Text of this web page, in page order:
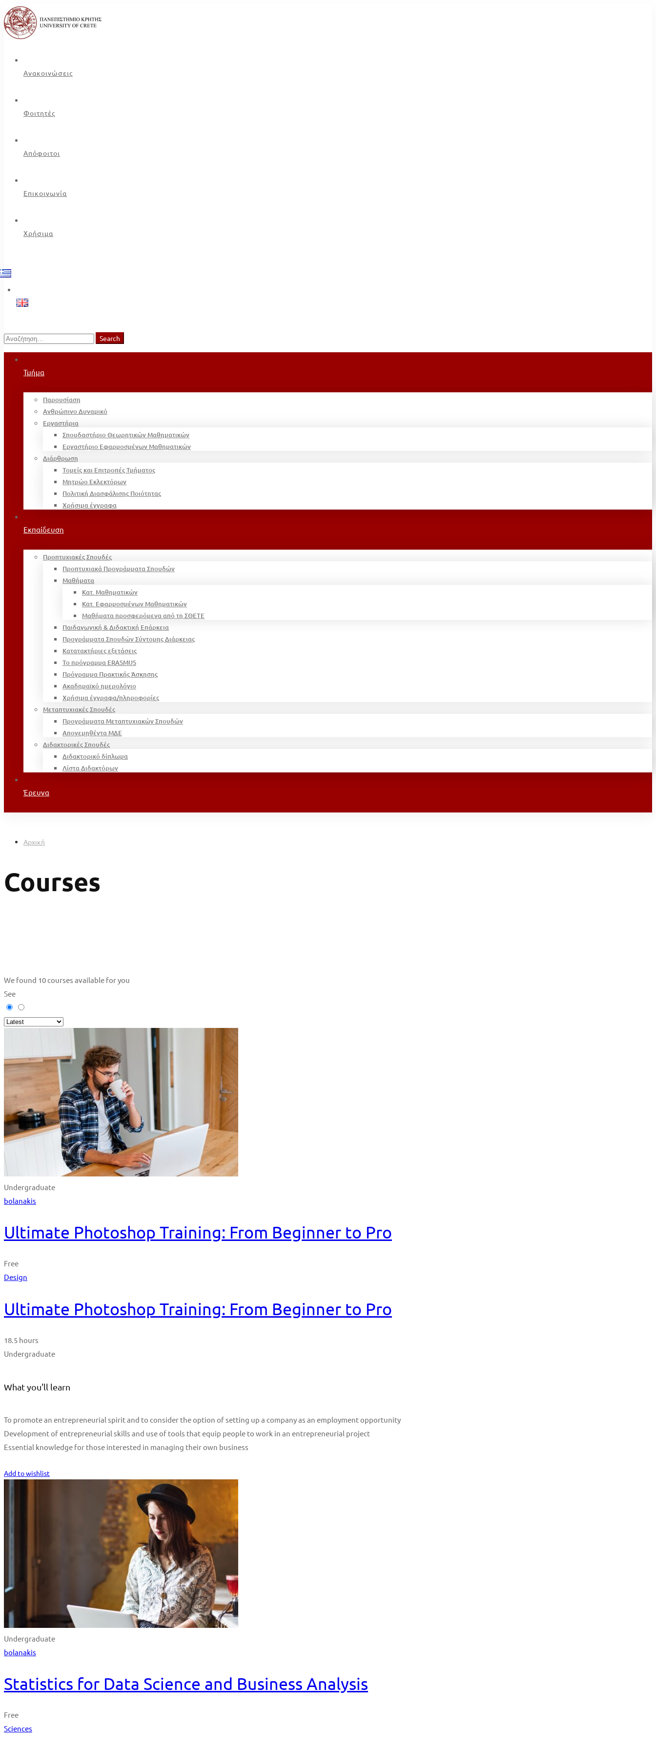
Ανακοινώσεις
Φοιτητές
Απόφοιτοι
Επικοινωνία
Χρήσιμα
Search
for:
Search
Τμήμα
Παρουσίαση
Ανθρώπινο Δυναμικό
Εργαστήρια
Σπουδαστήριο Θεωρητικών Μαθηματικών
Εργαστήριο Εφαρμοσμένων Μαθηματικών
Διάρθρωση
Τομείς και Επιτροπές Τμήματος
Μητρώο Εκλεκτόρων
Πολιτική Διασφάλισης Ποιότητας
Χρήσιμα έγγραφα
Εκπαίδευση
Προπτυχιακές Σπουδές
Προπτυχιακά Προγράμματα Σπουδών
Μαθήματα
Κατ. Μαθηματικών
Κατ. Εφαρμοσμένων Μαθηματικών
Μαθήματα προσφερόμενα από τη ΣΘΕΤΕ
Παιδαγωγική & Διδακτική Επάρκεια
Προγράμματα Σπουδών Σύντομης Διάρκειας
Κατατακτήριες εξετάσεις
Το πρόγραμμα ERASMUS
Πρόγραμμα Πρακτικής Άσκησης
Ακαδημαϊκό ημερολόγιο
Χρήσιμα έγγραφα/πληροφορίες
Μεταπτυχιακές Σπουδές
Προγράμματα Μεταπτυχιακών Σπουδών
Απονεμηθέντα ΜΔΕ
Διδακτορικές Σπουδές
Διδακτορικό δίπλωμα
Λίστα Διδακτόρων
Έρευνα
Αρχική
Courses
We found 10courses available for you
See
Undergraduate
bolanakis
Ultimate Photoshop Training: From Beginner to Pro
Free
Design
Ultimate Photoshop Training: From Beginner to Pro
18.5 hours
Undergraduate
What you'll learn
To promote an entrepreneurial spirit and to consider the option of setting up a company as an employment opportunity
Development of entrepreneurial skills and use of tools that equip people to work in an entrepreneurial project
Essential knowledge for those interested in managing their own business
Add to wishlist
Undergraduate
bolanakis
Statistics for Data Science and Business Analysis
Free
Sciences